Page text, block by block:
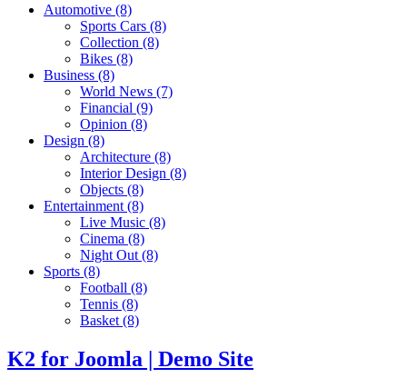
Automotive (8)
Sports Cars (8)
Collection (8)
Bikes (8)
Business (8)
World News (7)
Financial (9)
Opinion (8)
Design (8)
Architecture (8)
Interior Design (8)
Objects (8)
Entertainment (8)
Live Music (8)
Cinema (8)
Night Out (8)
Sports (8)
Football (8)
Tennis (8)
Basket (8)
K2 for Joomla | Demo Site